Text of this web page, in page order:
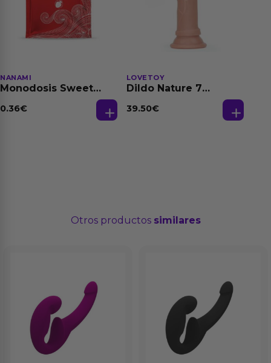
NANAMI
Monodosis Sweet
Base Agua 4 ml
0.36€
LOVETOY
Dildo Nature 7
Natural
39.50€
Otros productos similares